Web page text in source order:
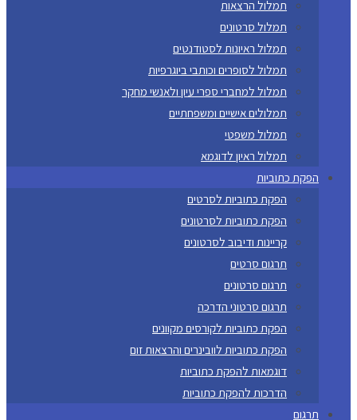
תמלול הרצאות
תמלול סרטונים
תמלול ראיונות לסטודנטים
תמלול לסופרים וכותבי ביוגרפיות
תמלול למחברי ספרי עיון ולאנשי מחקר
תמלולים אישיים ומשפחתיים
תמלול משפטי
תמלול ראיון לדוגמא
הפקת כתוביות
הפקת כתוביות לסרטים
הפקת כתוביות לסרטונים
קריינות ודיבוב לסרטונים
תרגום סרטים
תרגום סרטונים
תרגום סרטוני הדרכה
הפקת כתוביות לקורסים מקוונים
הפקת כתוביות לוובינרים והרצאות זום
דוגמאות להפקת כתוביות
הדרכות להפקת כתוביות
תרגום